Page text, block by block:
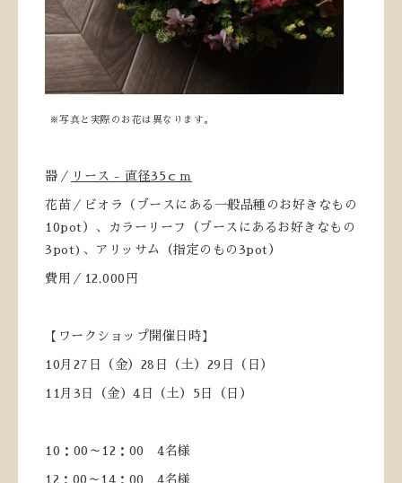
※写真と実際のお花は異なります。
器／ リース - 直径35ｃｍ
花苗／ビオラ（ブースにある一般品種のお好きなもの
10pot）、カラーリーフ（ブースにあるお好きなもの
3pot)、アリッサム（指定のもの3pot）
費用／12,000円
【ワークショップ開催日時】
10月27日（金）28日（土）29日（日）
11月3日（金）4日（土）5日（日）
10：00～12：00 4名様
12：00～14：00 4名様